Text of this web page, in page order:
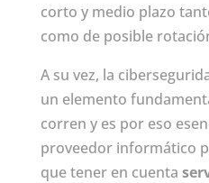
corto y medio plazo
como de posible
A su vez, la
un elemento
corren y es por eso
proveedor informático
que tener en cuenta